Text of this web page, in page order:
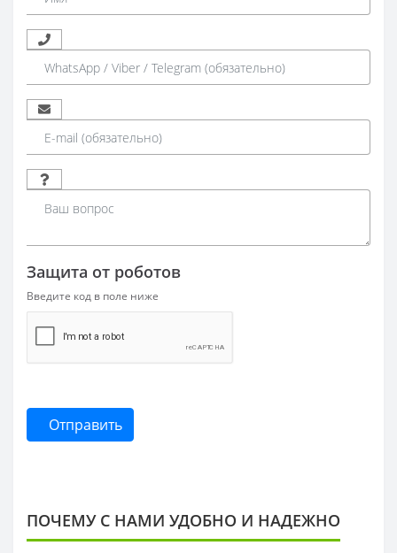
Защита от роботов
Введите код в поле ниже
Отправить
ПОЧЕМУ С НАМИ УДОБНО И НАДЕЖНО